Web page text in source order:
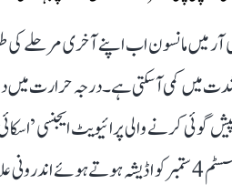
میں کمی آ سکتی ہے۔ درجہ حرارت
کرنے والی پرائیویٹ ایجنسی
مغربی خلیج بنگال میں کم دباؤ کا ایک نیا علاقہ بنا ہے۔ یہ سسٹم 4